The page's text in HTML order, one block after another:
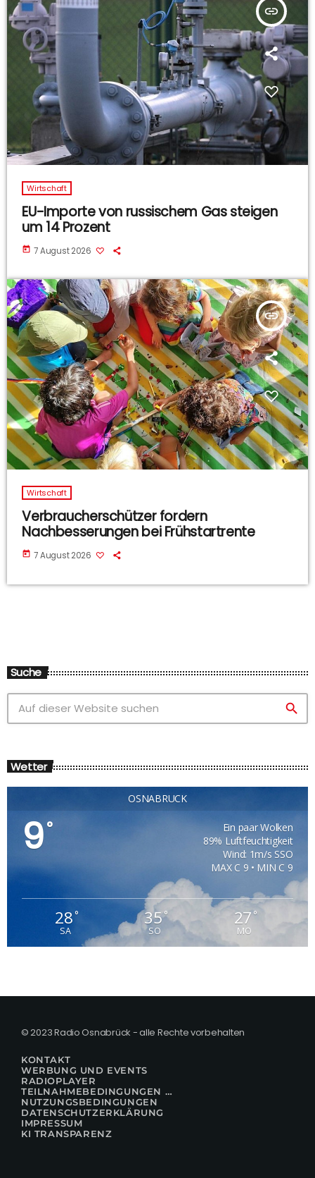
insert_link
Wirtschaft
EU-Importe von russischem Gas steigen
um 14 Prozent
today 7 August 2026
insert_link
Wirtschaft
Verbraucherschützer fordern
Nachbesserungen bei Frühstartrente
today 7 August 2026
Suche
search
Wetter
OSNABRÜCK
9°
Ein paar Wolken
89% Luftfeuchtigkeit
Wind: 1m/s SSO
MAX C 9 • MIN C 9
28°
SA
35°
SO
27°
MO
© 2023 Radio Osnabrück - alle Rechte vorbehalten
KONTAKT
WERBUNG UND EVENTS
RADIOPLAYER
TEILNAHMEBEDINGUNGEN FÜR GEWINNSPIELE
NUTZUNGSBEDINGUNGEN
DATENSCHUTZERKLÄRUNG
IMPRESSUM
KI TRANSPARENZ